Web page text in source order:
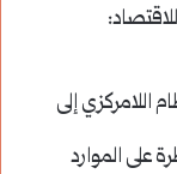
اللامركزي إلى
على الموارد